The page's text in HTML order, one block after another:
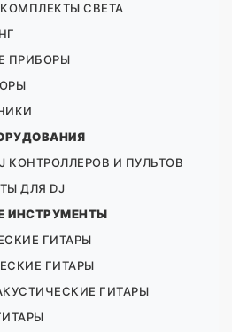
СВЕТА
ПРИБОРЫ
КОНТРОЛЛЕРОВ И ПУЛЬТОВ
ДЛЯ DJ
ИНСТРУМЕНТЫ
ГИТАРЫ
ГИТАРЫ
ГИТАРЫ